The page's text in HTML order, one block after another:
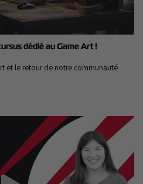
dédié au Game Art !
et le retour de notre communauté